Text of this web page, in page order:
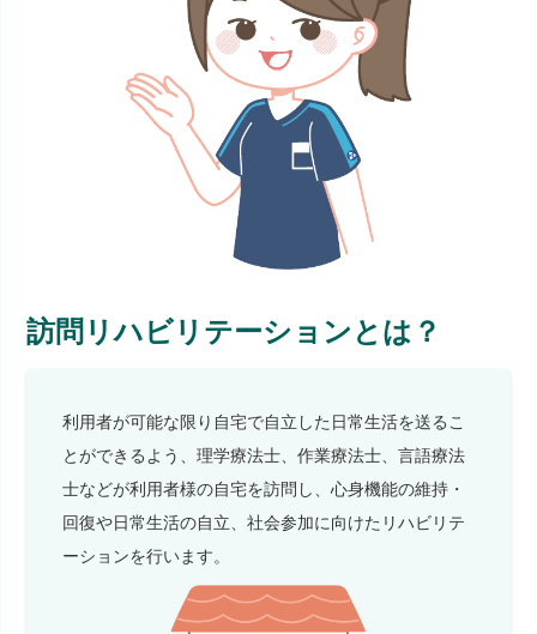
訪問リハビリテーションとは？
利用者が可能な限り自宅で自立した日常生活を送るこ
とができるよう、理学療法士、作業療法士、言語療法
士などが利用者様の自宅を訪問し、心身機能の維持・
回復や日常生活の自立、社会参加に向けたリハビリテ
ーションを行います。